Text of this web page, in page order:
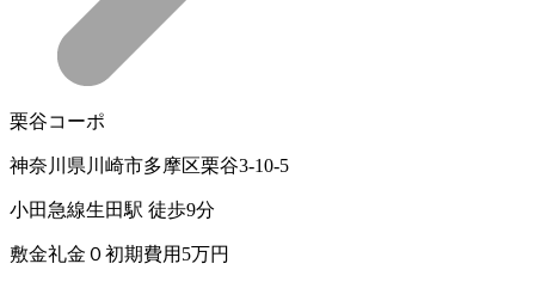
栗谷コーポ
神奈川県川崎市多摩区栗谷3-10-5
小田急線生田駅 徒歩9分
敷金礼金０初期費用5万円